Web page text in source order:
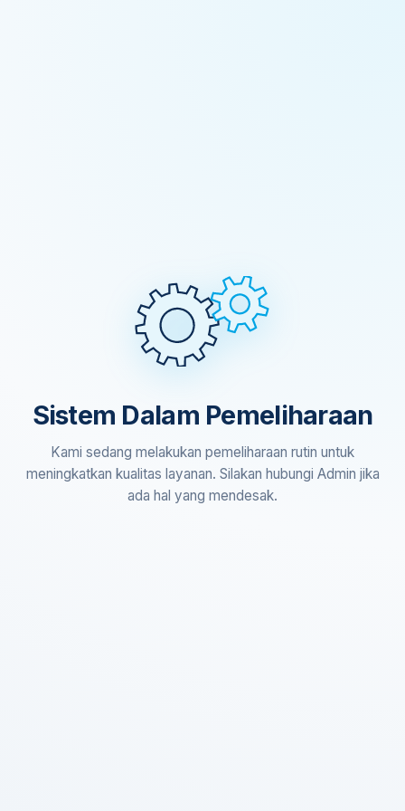
Sistem Dalam Pemeliharaan
Kami sedang melakukan pemeliharaan rutin untuk
meningkatkan kualitas layanan. Silakan hubungi Admin jika
ada hal yang mendesak.